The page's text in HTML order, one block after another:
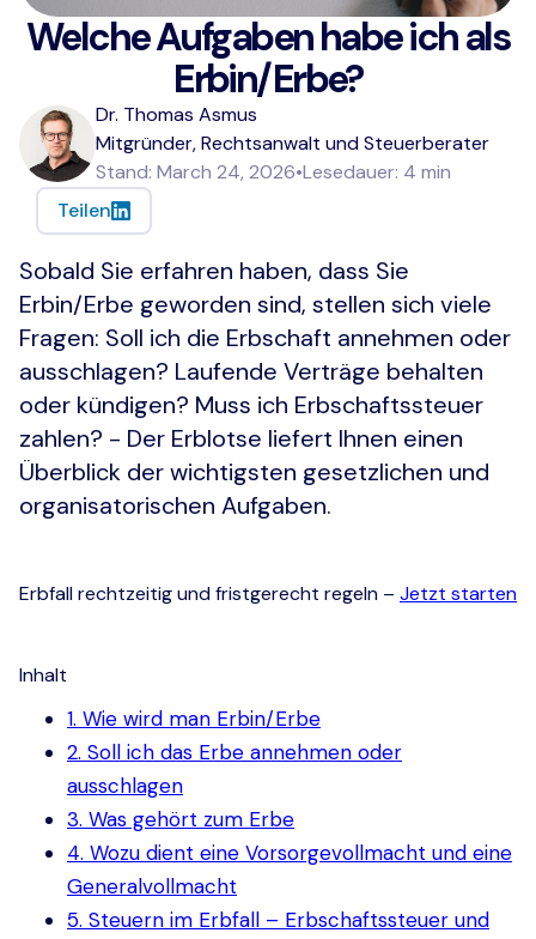
Welche Aufgaben habe ich als
Erbin/Erbe?
Dr. Thomas Asmus
Mitgründer, Rechtsanwalt und Steuerberater
Stand: March 24, 2026•Lesedauer: 4 min
Teilen
Sobald Sie erfahren haben, dass Sie
Erbin/Erbe geworden sind, stellen sich viele
Fragen: Soll ich die Erbschaft annehmen oder
ausschlagen? Laufende Verträge behalten
oder kündigen? Muss ich Erbschaftssteuer
zahlen? - Der Erblotse liefert Ihnen einen
Überblick der wichtigsten gesetzlichen und
organisatorischen Aufgaben.
Erbfall rechtzeitig und fristgerecht regeln – Jetzt starten
Inhalt
1. Wie wird man Erbin/Erbe
2. Soll ich das Erbe annehmen oder
ausschlagen
3. Was gehört zum Erbe
4. Wozu dient eine Vorsorgevollmacht und eine
Generalvollmacht
5. Steuern im Erbfall – Erbschaftssteuer und